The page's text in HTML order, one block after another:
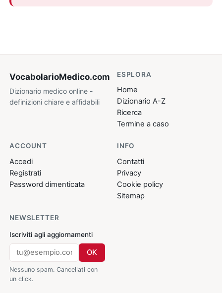
VocabolarioMedico.com
Dizionario medico online -
definizioni chiare e affidabili
ESPLORA
Home
Dizionario A-Z
Ricerca
Termine a caso
ACCOUNT
Accedi
Registrati
Password dimenticata
INFO
Contatti
Privacy
Cookie policy
Sitemap
NEWSLETTER
Iscriviti agli aggiornamenti
OK
Nessuno spam. Cancellati con
un click.